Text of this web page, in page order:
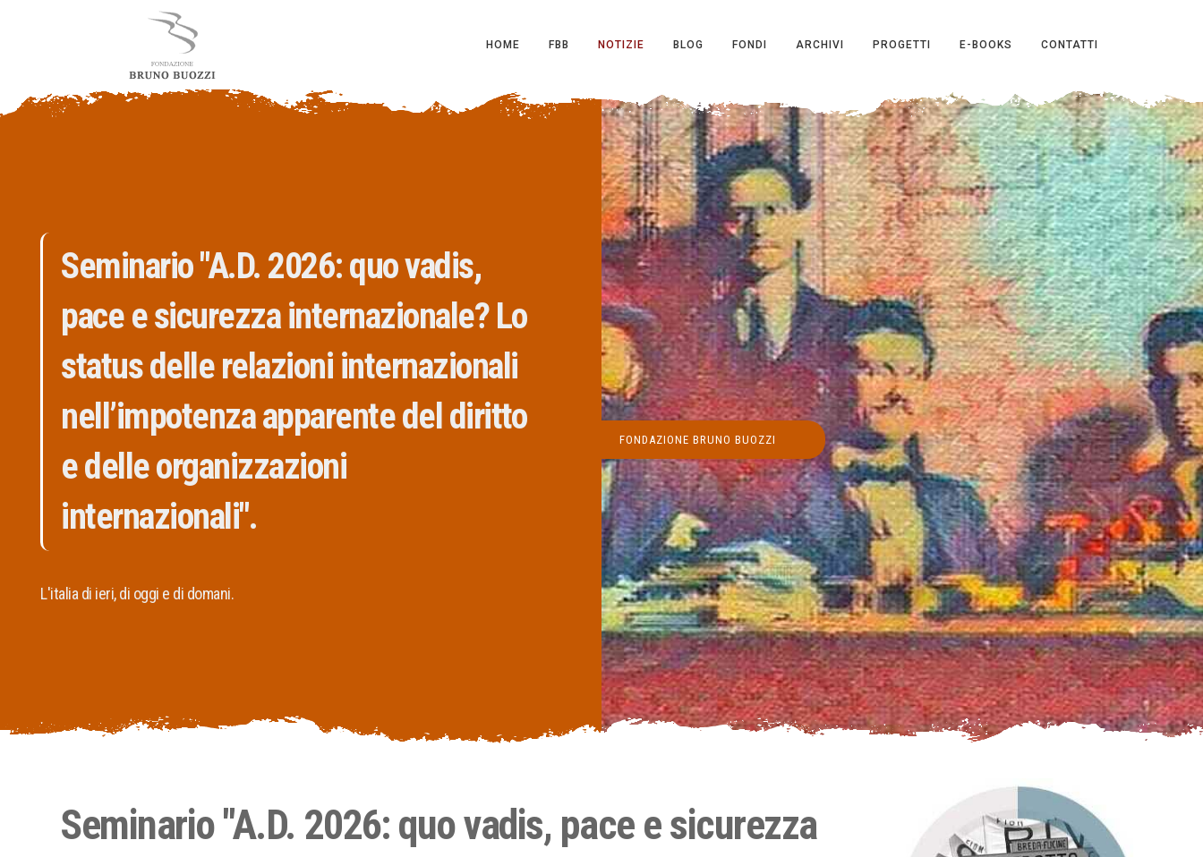
HOME FBB NOTIZIE BLOG FONDI ARCHIVI PROGETTI E-BOOKS CONTATTI
Seminario "A.D. 2026: quo vadis,
pace e sicurezza internazionale? Lo
status delle relazioni internazionali
nell’impotenza apparente del diritto
e delle organizzazioni
internazionali".
L'italia di ieri, di oggi e di domani.
FONDAZIONE BRUNO BUOZZI
Seminario "A.D. 2026: quo vadis, pace e sicurezza